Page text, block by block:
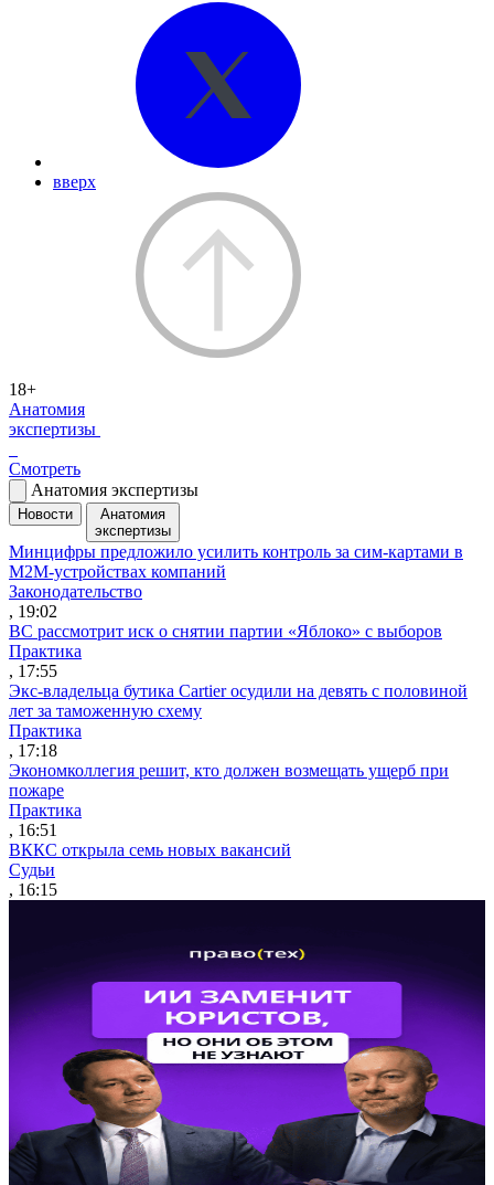
вверх
18+
Анатомия
экспертизы
Смотреть
Анатомия экспертизы
Новости
Анатомия
экспертизы
Минцифры предложило усилить контроль за сим-картами в
M2M-устройствах компаний
Законодательство
, 19:02
ВС рассмотрит иск о снятии партии «Яблоко» с выборов
Практика
, 17:55
Экс-владельца бутика Cartier осудили на девять с половиной
лет за таможенную схему
Практика
, 17:18
Экономколлегия решит, кто должен возмещать ущерб при
пожаре
Практика
, 16:51
ВККС открыла семь новых вакансий
Судьи
, 16:15